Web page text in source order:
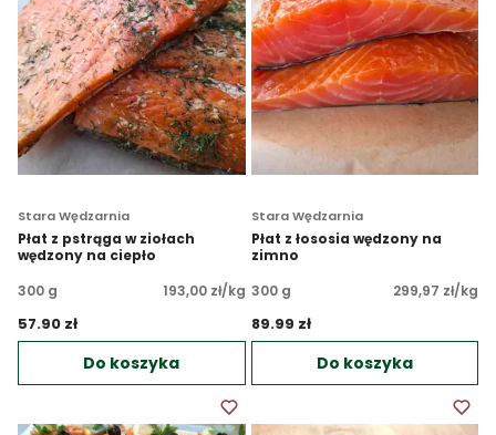
Stara Wędzarnia
Płat z pstrąga w ziołach
wędzony na ciepło
300 g
193,00 zł/kg
57.90 zł
Do koszyka
Stara Wędzarnia
Płat z łososia wędzony na
zimno
300 g
299,97 zł/kg
89.99 zł
Do koszyka